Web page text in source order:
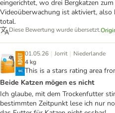
eingerichtet, wo drei Bergkatzen
Videoüberwachung ist aktiviert, also
total.
Diese Bewertung wurde übersetzt.
01.05.26 | Jorrit | Niederlande
4 kg
This is a stars rating area
Beide Katzen mögen es nicht
Ich glaube, mit dem Trockenfutter
bestimmten Zeitpunkt lese ich nur